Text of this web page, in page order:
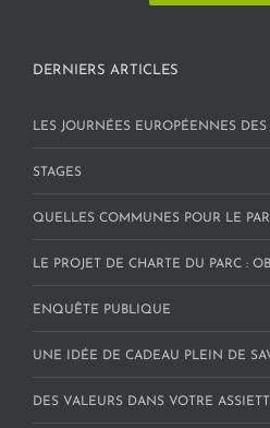
DERNIERS ARTICLES
LES JOURNÉES EUROPÉENNES DES
STAGES
QUELLES COMMUNES POUR LE
LE PROJET DE CHARTE DU PARC :
ENQUÊTE PUBLIQUE
UNE IDÉE DE CADEAU PLEIN DE
DES VALEURS DANS VOTRE